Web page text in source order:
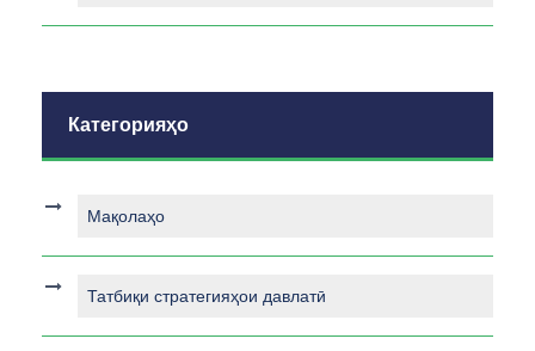
Категорияҳо
Мақолаҳо
Татбиқи стратегияҳои давлатӣ